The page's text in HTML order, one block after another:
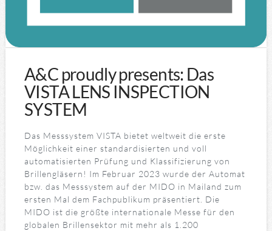
A&C proudly presents: Das
VISTA LENS INSPECTION
SYSTEM
Das Messsystem VISTA bietet weltweit die erste
Möglichkeit einer standardisierten und voll
automatisierten Prüfung und Klassifizierung von
Brillengläsern! Im Februar 2023 wurde der Automat
bzw. das Messsystem auf der MIDO in Mailand zum
ersten Mal dem Fachpublikum präsentiert. Die
MIDO ist die größte internationale Messe für den
globalen Brillensektor mit mehr als 1.200